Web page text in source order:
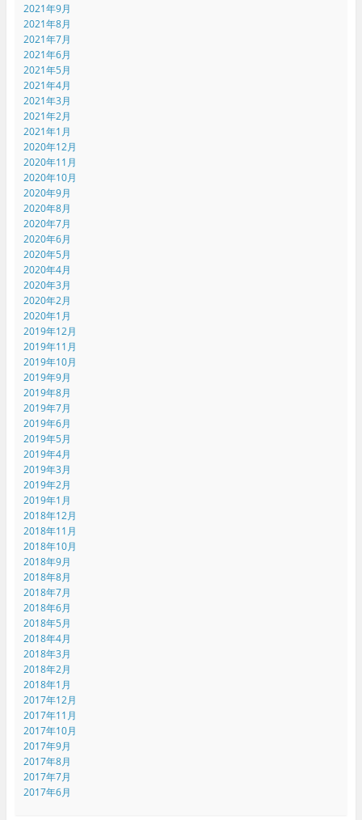
2021年9月
2021年8月
2021年7月
2021年6月
2021年5月
2021年4月
2021年3月
2021年2月
2021年1月
2020年12月
2020年11月
2020年10月
2020年9月
2020年8月
2020年7月
2020年6月
2020年5月
2020年4月
2020年3月
2020年2月
2020年1月
2019年12月
2019年11月
2019年10月
2019年9月
2019年8月
2019年7月
2019年6月
2019年5月
2019年4月
2019年3月
2019年2月
2019年1月
2018年12月
2018年11月
2018年10月
2018年9月
2018年8月
2018年7月
2018年6月
2018年5月
2018年4月
2018年3月
2018年2月
2018年1月
2017年12月
2017年11月
2017年10月
2017年9月
2017年8月
2017年7月
2017年6月